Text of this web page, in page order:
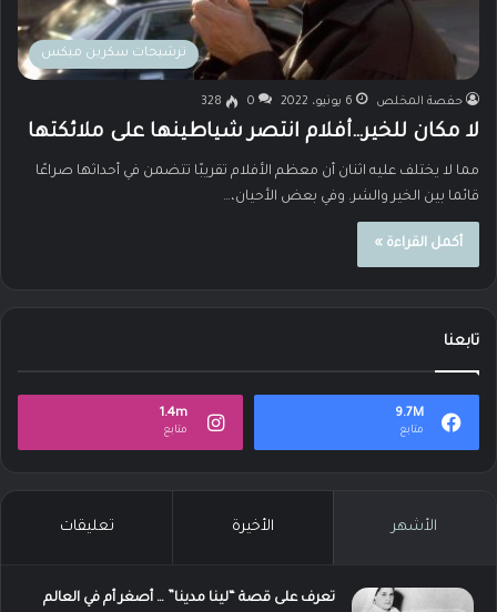
ترشيحات سكرين ميكس
حفصة المخلص 6 يونيو، 2022 0
328
لا مكان للخير…أفلام انتصر شياطينها على ملائكتها
مما لا يختلف عليه اثنان أن معظم الأفلام تقريبًا تتضمن في أحداثها صراعًا
قائما بين الخير والشر. وفي بعض الأحيان،…
أكمل القراءة »
تابعنا
9.7M
متابع
1.4m
متابع
الأشهر الأخيرة تعليقات
تعرف على قصة “لينا مدينا” … أصغر أم في العالم